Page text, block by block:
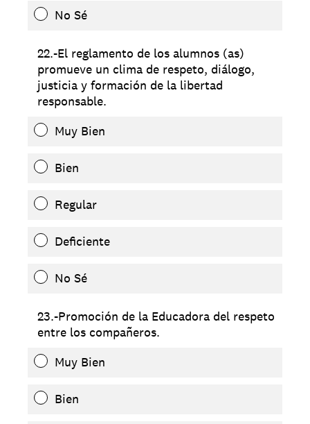
No Sé
22.-El reglamento de los alumnos (as)
promueve un clima de respeto, diálogo,
justicia y formación de la libertad
responsable.
Muy Bien
Bien
Regular
Deficiente
No Sé
23.-Promoción de la Educadora del respeto
entre los compañeros.
Muy Bien
Bien